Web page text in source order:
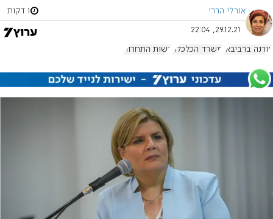
אורלי הררי 1 דקות
29.12.21, 22:04
אורנה ברביבאי משרד הכלכלה רשות התחרות